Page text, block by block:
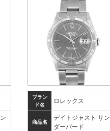
ブラン
ド名
ロレックス
商品名
デイトジャスト サン
ダーバード